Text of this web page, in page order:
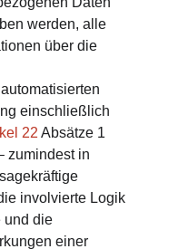
werden, alle
über die
einschließlich
22 Absätze 1
zumindest in
involvierte Logik
und die
einer